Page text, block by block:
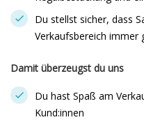
Du stellst sicher, dass
Verkaufsbereich immer
Damit überzeugst du uns
Du hast Spaß am
Kund:innen